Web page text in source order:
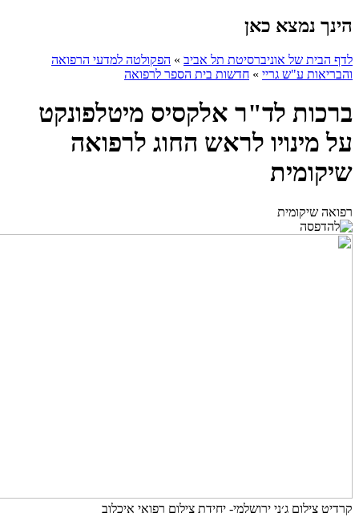
הינך נמצא כאן
לדף הבית של אוניברסיטת תל אביב » הפקולטה למדעי הרפואה
והבריאות ע"ש גריי » חדשות בית הספר לרפואה
ברכות לד"ר אלקסיס מיטלפונקט
על מינויו לראש החוג לרפואה
שיקומית
רפואה שיקומית
קרדיט צילום ג׳ני ירושלמי- יחידת צילום רפואי איכלוב